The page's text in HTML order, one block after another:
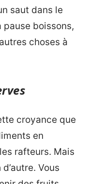
saut dans le
pause boissons,
choses à
croyance que
en
rafteurs. Mais
Vous